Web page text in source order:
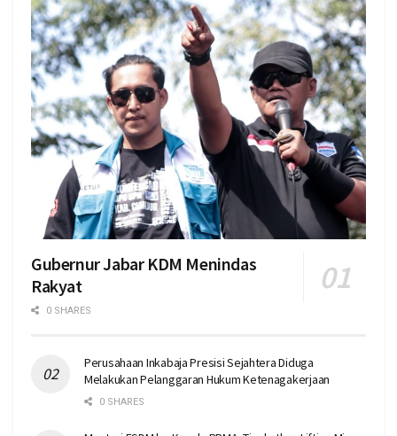
Gubernur Jabar KDM Menindas
Rakyat
0 SHARES
Perusahaan Inkabaja Presisi Sejahtera Diduga
Melakukan Pelanggaran Hukum Ketenagakerjaan
0 SHARES